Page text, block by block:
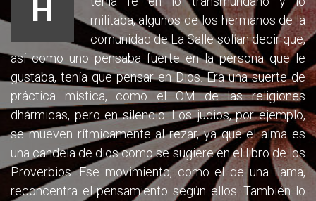
H
militaba, algunos de los hermanos de la
comunidad de La Salle solían decir que,
así como uno pensaba fuerte en la persona que le
gustaba, tenía que pensar en Dios. Era una suerte de
práctica mística, como el OM de las religiones
dhármicas, pero en silencio. Los judios, por ejemplo,
se mueven rítmicamente al rezar, ya que el alma es
una candela de dios como se sugiere en el libro de los
Proverbios. Ese movimiento, como el de una llama,
reconcentra el pensamiento según ellos. También lo